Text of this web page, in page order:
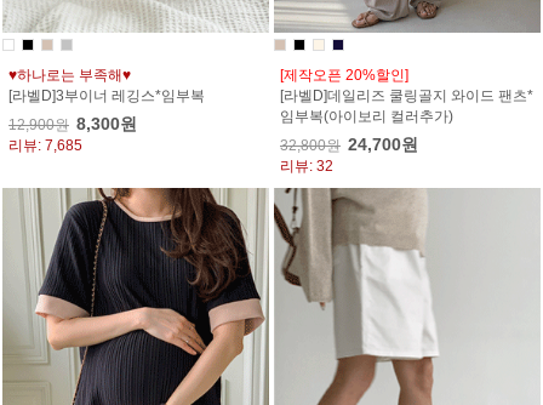
♥하나로는 부족해♥
[라벨D]3부이너 레깅스*임부복
12,900원 8,300원
리뷰: 7,685
[제작오픈 20%할인]
[라벨D]데일리즈 쿨링골지 와이드 팬츠*
임부복(아이보리 컬러추가)
32,800원 24,700원
리뷰: 32